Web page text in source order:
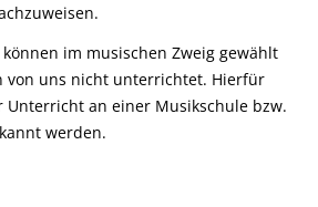
im musischen Zweig gewählt
von uns nicht unterrichtet. Hierfür
Unterricht an einer Musikschule bzw.
werden.